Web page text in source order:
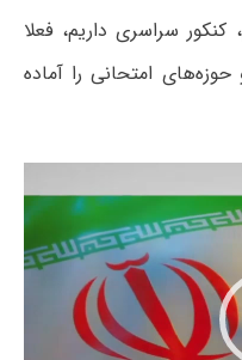
کنکور سراسری داریم، فعلا
امتحانی را آماده